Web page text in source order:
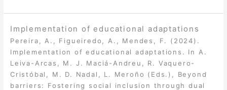
Implementation of educational adaptations
Pereira, A., Figueiredo, A., Mendes, F. (2024).
Implementation of educational adaptations. In A.
Leiva-Arcas, M. J. Maciá-Andreu, R. Vaquero-
Cristóbal, M. D. Nadal, L. Meroño (Eds.), Beyond
barriers: Fostering social inclusion through dual